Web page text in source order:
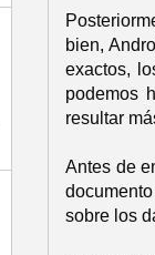
bien,
exactos,
podemos
resultar
Antes de
sobre los